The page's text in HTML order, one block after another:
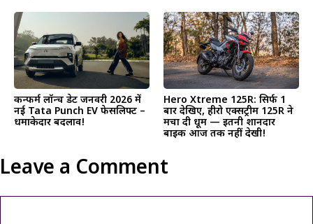
कन्फर्म लॉन्च डेट जनवरी 2026 में
नई Tata Punch EV फेसलिफ्ट –
धमाकेदार बदलाव!
Hero Xtreme 125R: सिर्फ 1
बार देखिए, हीरो एक्सट्रीम 125R ने
मचा दी धूम — इतनी शानदार
बाइक आज तक नहीं देखी!
Leave a Comment